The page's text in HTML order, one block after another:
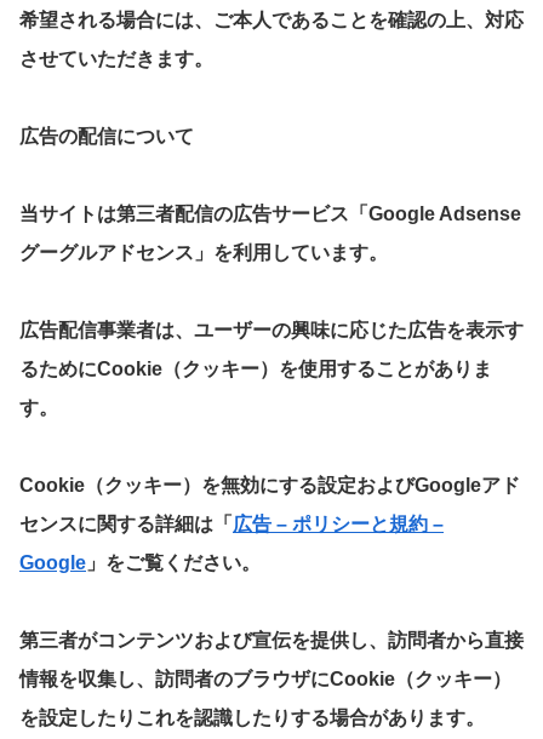
希望される場合には、ご本人であることを確認の上、対応
させていただきます。
広告の配信について
当サイトは第三者配信の広告サービス「Google Adsense
グーグルアドセンス」を利用しています。
広告配信事業者は、ユーザーの興味に応じた広告を表示す
るためにCookie（クッキー）を使用することがありま
す。
Cookie（クッキー）を無効にする設定およびGoogleアド
センスに関する詳細は「 広告 – ポリシーと規約 –
Google 」をご覧ください。
第三者がコンテンツおよび宣伝を提供し、訪問者から直接
情報を収集し、訪問者のブラウザにCookie（クッキー）
を設定したりこれを認識したりする場合があります。